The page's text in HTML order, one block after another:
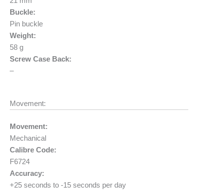
Buckle:
Pin buckle
Weight:
58 g
Screw Case Back:
–
Movement:
Movement:
Mechanical
Calibre Code:
F6724
Accuracy:
+25 seconds to -15 seconds per day